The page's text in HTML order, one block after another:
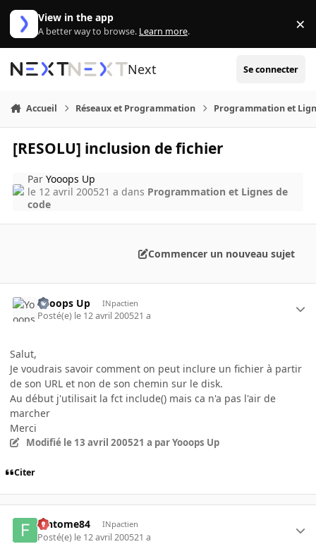
Aller au contenu
View in the app
A better way to browse. Learn more. ×
Next Se connecter
Accueil Réseaux et Programmation Programmation et
[RESOLU] inclusion de fichier
ParYooops Up
le 12 avril 200521 a dans Programmation et Lignes de
code
Commencer un nouveau sujet
Yooops Up INpactien
Posté(e) le 12 avril 200521 a
Salut,
Je voudrais savoir comment on peut inclure un fichier à partir
de son URL et non de son chemin sur le disk.
Au début j'utilisait la fct include() mais ca n'a pas l'air de
marcher
Merci
Modifié le 13 avril 200521 a par Yooops Up
Citer
fantome84 INpactien
Posté(e) le 12 avril 200521 a